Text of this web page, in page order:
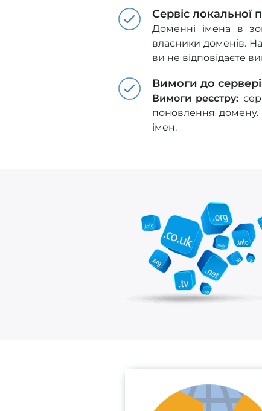
Сервіс локальної
Доменні імена в
власники доменів.
ви не відповідаєте
Вимоги до
Вимоги реєстру:
поновлення
імен.